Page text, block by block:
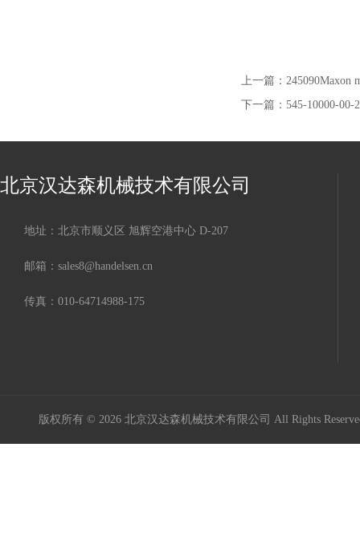
上一篇： 245090Maxon
下一篇： 545-10000-00-
北京汉达森机械技术有限公司
地址：北京市顺义区 旭辉空港中心 D-207
邮箱：sales8@handelsen.cn
传真：010-64714988-175
版权所有 © 2026 北京汉达森机械技术有限公司 All Rights